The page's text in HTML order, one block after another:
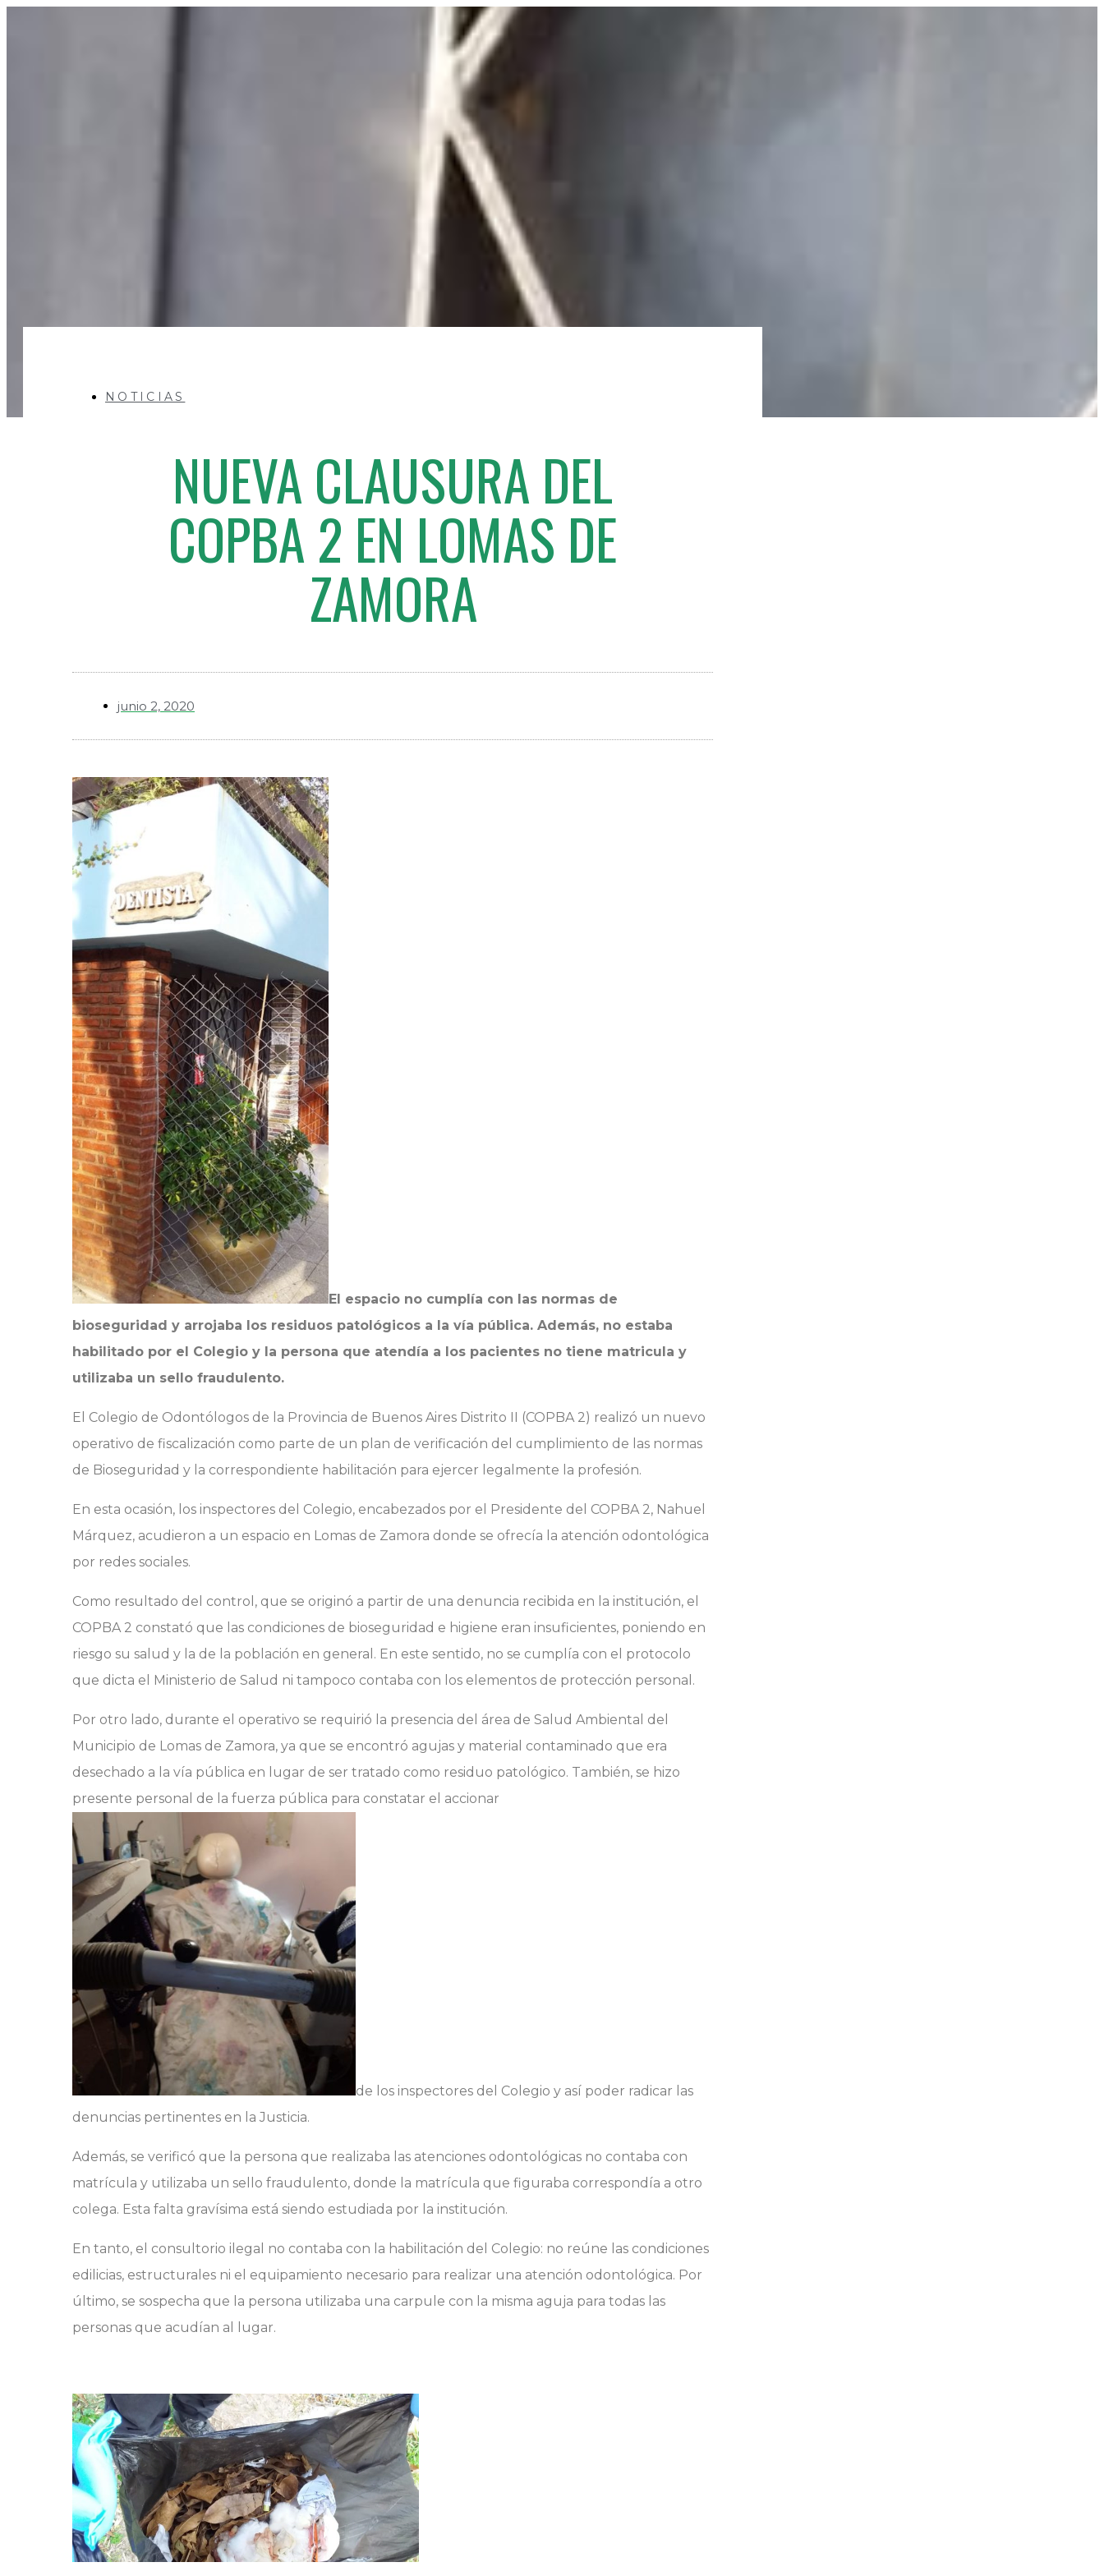
NOTICIAS
NUEVA CLAUSURA DEL
COPBA 2 EN LOMAS DE
ZAMORA
junio 2, 2020
El espacio no cumplía con las normas de
bioseguridad y arrojaba los residuos patológicos a la vía pública. Además, no estaba
habilitado por el Colegio y la persona que atendía a los pacientes no tiene matricula y
utilizaba un sello fraudulento.
El Colegio de Odontólogos de la Provincia de Buenos Aires Distrito II (COPBA 2) realizó un nuevo
operativo de fiscalización como parte de un plan de verificación del cumplimiento de las normas
de Bioseguridad y la correspondiente habilitación para ejercer legalmente la profesión.
En esta ocasión, los inspectores del Colegio, encabezados por el Presidente del COPBA 2, Nahuel
Márquez, acudieron a un espacio en Lomas de Zamora donde se ofrecía la atención odontológica
por redes sociales.
Como resultado del control, que se originó a partir de una denuncia recibida en la institución, el
COPBA 2 constató que las condiciones de bioseguridad e higiene eran insuficientes, poniendo en
riesgo su salud y la de la población en general. En este sentido, no se cumplía con el protocolo
que dicta el Ministerio de Salud ni tampoco contaba con los elementos de protección personal.
Por otro lado, durante el operativo se requirió la presencia del área de Salud Ambiental del
Municipio de Lomas de Zamora, ya que se encontró agujas y material contaminado que era
desechado a la vía pública en lugar de ser tratado como residuo patológico. También, se hizo
presente personal de la fuerza pública para constatar el accionar
de los inspectores del Colegio y así poder radicar las
denuncias pertinentes en la Justicia.
Además, se verificó que la persona que realizaba las atenciones odontológicas no contaba con
matrícula y utilizaba un sello fraudulento, donde la matrícula que figuraba correspondía a otro
colega. Esta falta gravísima está siendo estudiada por la institución.
En tanto, el consultorio ilegal no contaba con la habilitación del Colegio: no reúne las condiciones
edilicias, estructurales ni el equipamiento necesario para realizar una atención odontológica. Por
último, se sospecha que la persona utilizaba una carpule con la misma aguja para todas las
personas que acudían al lugar.